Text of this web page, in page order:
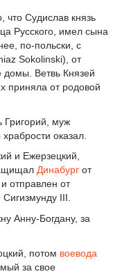
что Судислав князь
Русского, имел сына
по-польски, с
Sokolinski), от
домы. Ветвь Князей
приняла от родовой
Григорий, муж
оказал.
и Ежерзецкий,
Динабург от
отправлен от
Сигизмунду III.
Анну-Богдану, за
потом воевода
за свое